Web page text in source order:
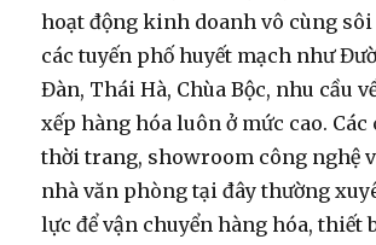
hoạt động kinh doanh vô cùng sôi
các tuyến phố huyết mạch như
Đàn, Thái Hà, Chùa Bộc, nhu cầu
xếp hàng hóa luôn ở mức cao. Các
thời trang, showroom công nghệ
nhà văn phòng tại đây thường
lực để vận chuyển hàng hóa, thiết